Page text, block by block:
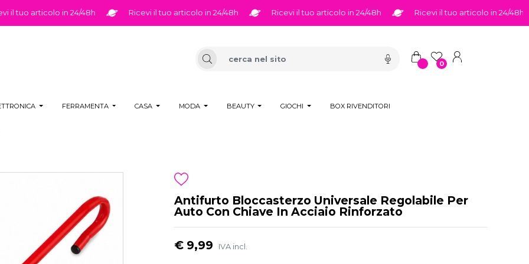
tuo articolo in 24/48h Ricevi il tuo articolo in 24/48h Ricevi il tuo articolo in 24/48h Ricevi il tuo articolo in 24/48h
0
FERRAMENTA CASA MODA BEAUTY GIOCHI BOX RIVENDITORI
Antifurto Bloccasterzo Universale Regolabile Per
Auto Con Chiave In Acciaio Rinforzato
€ 9,99 IVA incl.